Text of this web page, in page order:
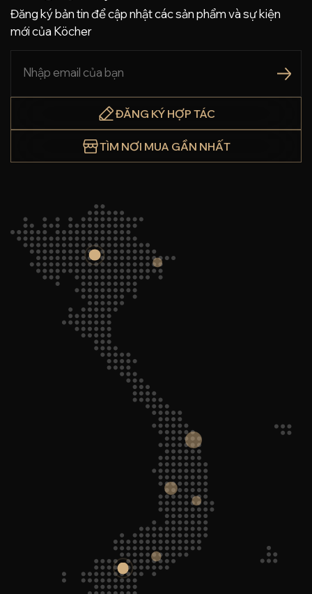
Đăng ký bản tin để cập nhật các sản phẩm và sự kiện
mới của Köcher
ĐĂNG KÝ HỢP TÁC
TÌM NƠI MUA GẦN NHẤT